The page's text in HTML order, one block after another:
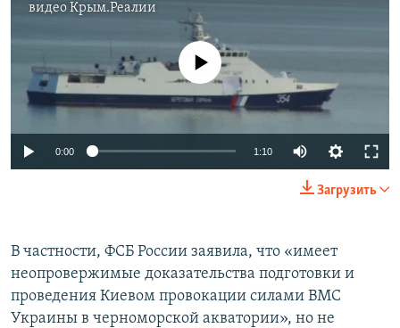
видеоКрым.Реалии
No media source currently available
0:00 1:10
Загрузить
В частности, ФСБ России заявила, что «имеет
неопровержимые доказательства подготовки и
проведения Киевом провокации силами ВМС
Украины в черноморской акватории», но не